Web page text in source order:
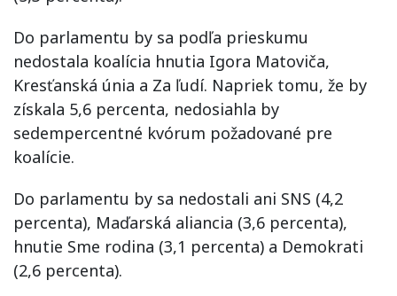
Do parlamentu by sa podľa prieskumu
nedostala koalícia hnutia Igora Matoviča,
Kresťanská únia a Za ľudí. Napriek tomu, že by
získala 5,6 percenta, nedosiahla by
sedempercentné kvórum požadované pre
koalície.
Do parlamentu by sa nedostali ani SNS (4,2
percenta), Maďarská aliancia (3,6 percenta),
hnutie Sme rodina (3,1 percenta) a Demokrati
(2,6 percenta).